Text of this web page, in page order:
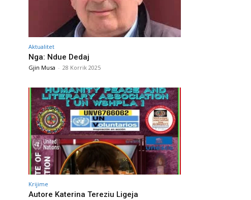
Aktualitet
Nga: Ndue Dedaj
Gjin Musa - 28 Korrik 2025
Krijime
Autore Katerina Tereziu Ligeja